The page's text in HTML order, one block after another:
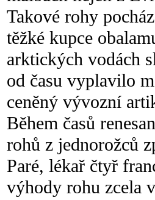
Takové rohy
těžké kupce
arktických vodách
od času vyplavilo
ceněný vývozní
Během časů
rohů z jednorožců
Paré, lékař čtyř
výhody rohu zcela